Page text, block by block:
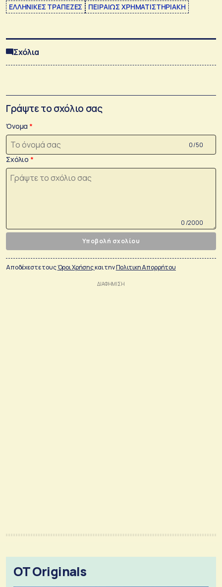
ΕΛΛΗΝΙΚΕΣ ΤΡΑΠΕΖΕΣ ΠΕΙΡΑΙΩΣ ΧΡΗΜΑΤΙΣΤΗΡΙΑΚΗ
Σχόλια
Γράψτε το σχόλιο σας
Όνομα
0 /50
Σχόλιο
0 /2000
Υποβολή σχολίου
Αποδέχεστε τουςΌροι Χρήσηςκαι τηνΠολιτικη Απορρήτου
OT Originals